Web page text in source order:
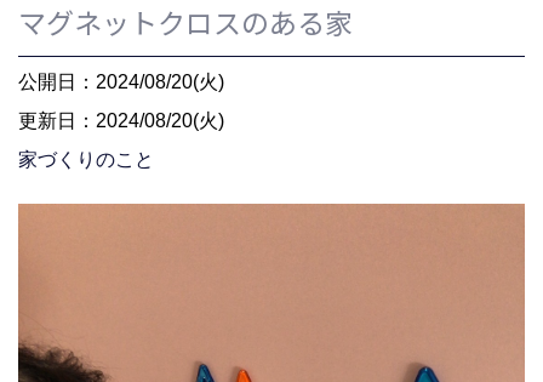
マグネットクロスのある家
公開日：2024/08/20(火)
更新日：2024/08/20(火)
家づくりのこと